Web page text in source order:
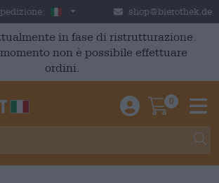
Italia shop@bierothek.de
in fase di ristrutturazione.
non è possibile effettuare
ordini.
Einloggen /
0